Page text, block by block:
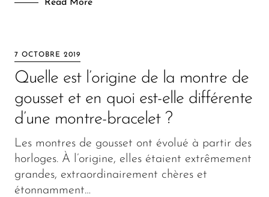
Read More
7 OCTOBRE 2019
Quelle est l’origine de la montre de
gousset et en quoi est-elle différente
d’une montre-bracelet ?
Les montres de gousset ont évolué à partir des
horloges. À l’origine, elles étaient extrêmement
grandes, extraordinairement chères et
étonnamment…